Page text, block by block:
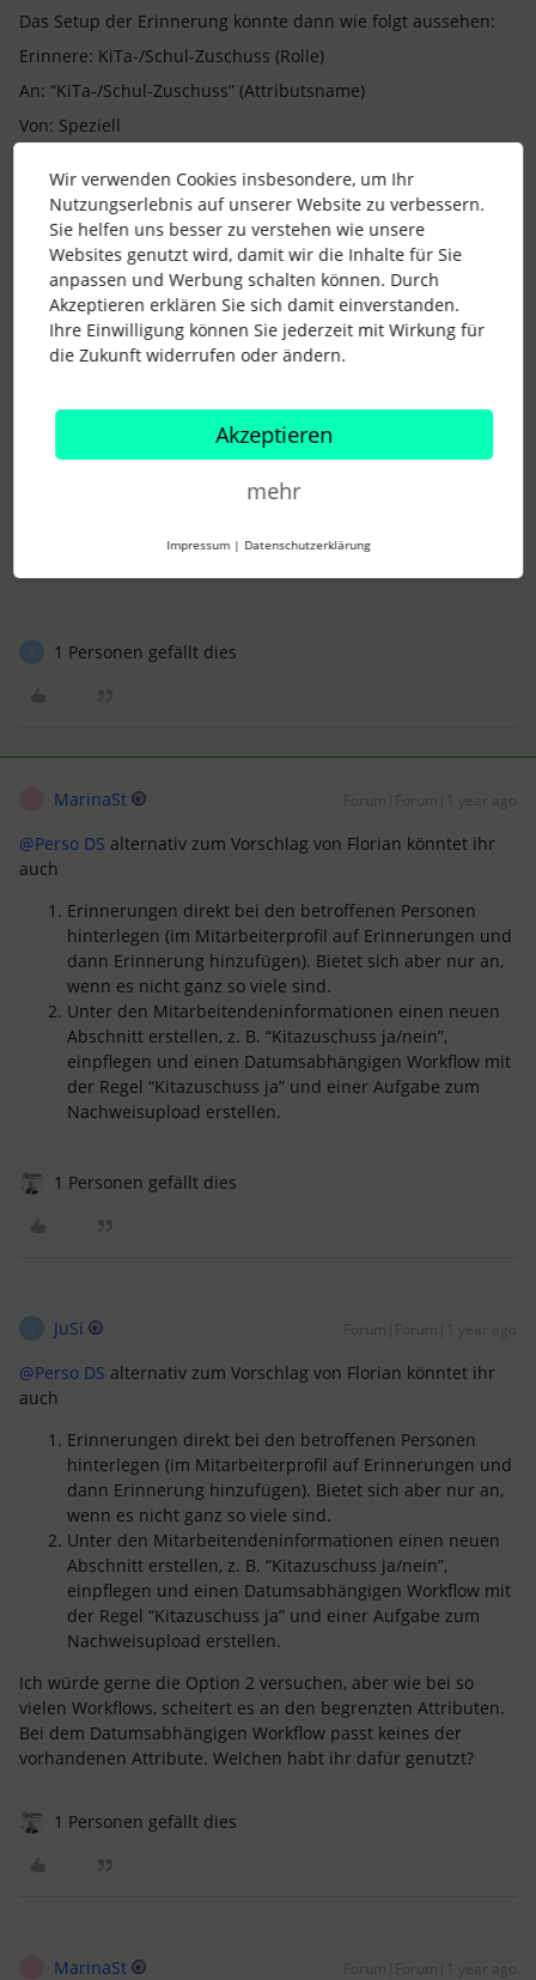
Das Setup der Erinnerung könnte dann wie folgt aussehen:
Erinnere: KiTa-/Schul-Zuschuss (Rolle)
An: “KiTa-/Schul-Zuschuss” (Attributsname)
Von: Speziell
Termin: X Tage Vorher
Häufigkeit: X Erinnerungs-Workflow jährlich wiederholen
Deine zweite Frage, ob das auch über die Rolle “Alle
Mitarbeitende” geht, würde ich verneinen. Ich konnte den
Filter der Erinnerung nicht über die Standardrolle “Alle
neue Rolle. Ich bin gespannt zu hören, ob Dir diese Lösung
hilft.
1 Personen gefällt dies
MarinaSt Forum|Forum|1 year ago
@Perso DS alternativ zum Vorschlag von Florian könntet ihr
auch
Erinnerungen direkt bei den betroffenen Personen
hinterlegen (im Mitarbeiterprofil auf Erinnerungen und
dann Erinnerung hinzufügen). Bietet sich aber nur an,
wenn es nicht ganz so viele sind.
Unter den Mitarbeitendeninformationen einen neuen
Abschnitt erstellen, z. B. “Kitazuschuss ja/nein”,
einpflegen und einen Datumsabhängigen Workflow mit
der Regel “Kitazuschuss ja” und einer Aufgabe zum
Nachweisupload erstellen.
1 Personen gefällt dies
JuSi Forum|Forum|1 year ago
@Perso DS alternativ zum Vorschlag von Florian könntet ihr
auch
Erinnerungen direkt bei den betroffenen Personen
hinterlegen (im Mitarbeiterprofil auf Erinnerungen und
dann Erinnerung hinzufügen). Bietet sich aber nur an,
wenn es nicht ganz so viele sind.
Unter den Mitarbeitendeninformationen einen neuen
Abschnitt erstellen, z. B. “Kitazuschuss ja/nein”,
einpflegen und einen Datumsabhängigen Workflow mit
der Regel “Kitazuschuss ja” und einer Aufgabe zum
Nachweisupload erstellen.
Ich würde gerne die Option 2 versuchen, aber wie bei so
vielen Workflows, scheitert es an den begrenzten Attributen.
Bei dem Datumsabhängigen Workflow passt keines der
vorhandenen Attribute. Welchen habt ihr dafür genutzt?
1 Personen gefällt dies
MarinaSt Forum|Forum|1 year ago
Wir verwenden Cookies insbesondere, um Ihr
Nutzungserlebnis auf unserer Website zu verbessern.
Sie helfen uns besser zu verstehen wie unsere
Websites genutzt wird, damit wir die Inhalte für Sie
anpassen und Werbung schalten können. Durch
Akzeptieren erklären Sie sich damit einverstanden.
Ihre Einwilligung können Sie jederzeit mit Wirkung für
die Zukunft widerrufen oder ändern.
Akzeptieren
mehr
Impressum | Datenschutzerklärung